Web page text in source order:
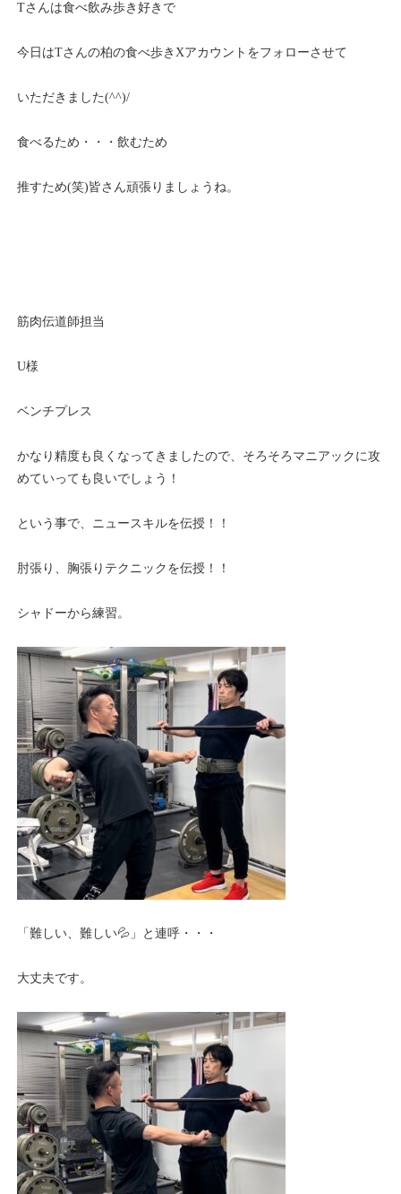
Tさんは食べ飲み歩き好きで
今日はTさんの柏の食べ歩きXアカウントをフォローさせて
いただきました(^^)/
食べるため・・・飲むため
推すため(笑)皆さん頑張りましょうね。
筋肉伝道師担当
U様
ベンチプレス
かなり精度も良くなってきましたので、そろそろマニアックに攻
めていっても良いでしょう！
という事で、ニュースキルを伝授！！
肘張り、胸張りテクニックを伝授！！
シャドーから練習。
「難しい、難しい💦」と連呼・・・
大丈夫です。